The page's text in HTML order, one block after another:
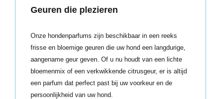
Geuren die plezieren
Onze hondenparfums zijn beschikbaar in een reeks
frisse en bloemige geuren die uw hond een langdurige,
aangename geur geven. Of u nu houdt van een lichte
bloemenmix of een verkwikkende citrusgeur, er is altijd
een parfum dat perfect past bij uw voorkeur en de
persoonlijkheid van uw hond.